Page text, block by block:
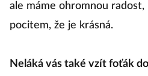
ale máme ohromnou radost,
pocitem, že je krásná.
Neláká vás také vzít foťák